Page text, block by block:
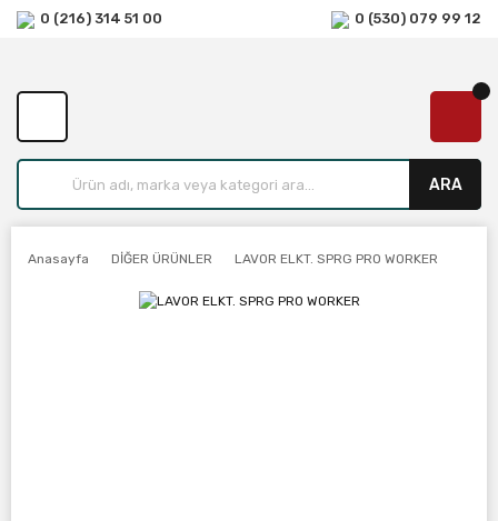
0 (216) 314 51 00 0 (530) 079 99 12
ARA
Anasayfa DİĞER ÜRÜNLER LAVOR ELKT. SPRG PRO WORKER